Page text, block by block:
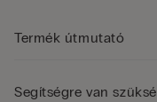
Termék útmutató
Segítségre van